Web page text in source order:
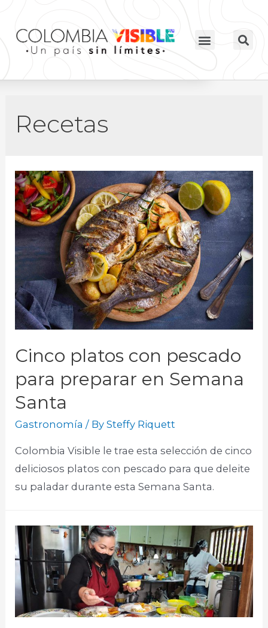
Recetas
Cinco platos con pescado
para preparar en Semana
Santa
Gastronomía / BySteffy Riquett
Colombia Visible le trae esta selección de cinco
deliciosos platos con pescado para que deleite
su paladar durante esta Semana Santa.